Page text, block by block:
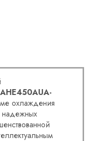
AHE450AUA-
охлаждения
надежных